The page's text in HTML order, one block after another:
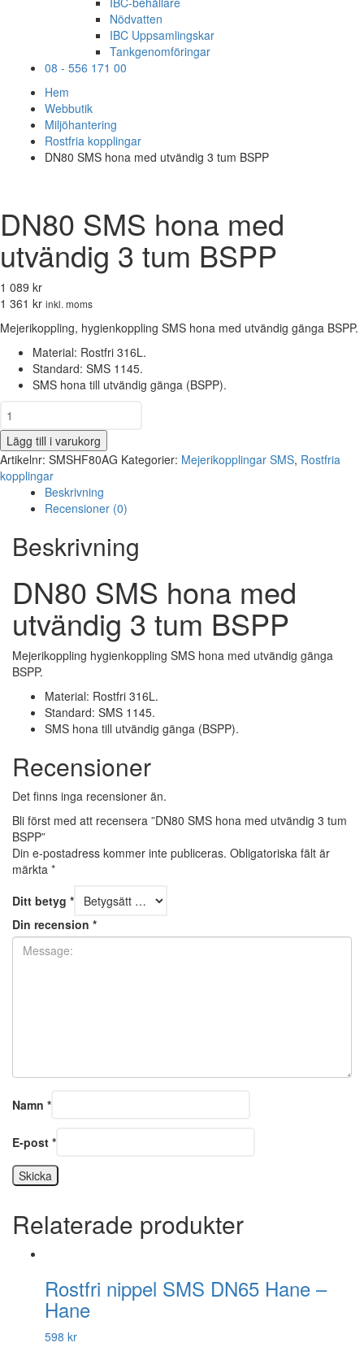
Nödvatten
IBC Uppsamlingskar
Tankgenomföringar
08 - 556 171 00
Hem
Webbutik
Miljöhantering
Rostfria kopplingar
DN80 SMS hona med utvändig 3 tum BSPP
DN80 SMS hona med
utvändig 3 tum BSPP
1 089 kr
1 361 kr inkl. moms
Mejerikoppling, hygienkoppling SMS hona med utvändig gänga BSPP.
Material: Rostfri 316L.
Standard: SMS 1145.
SMS hona till utvändig gänga (BSPP).
DN80
SMS
hona
med
utvändig
mängd
Lägg till i varukorg
Artikelnr: SMSHF80AG Kategorier: Mejerikopplingar SMS, Rostfria
kopplingar
Beskrivning
Recensioner (0)
Beskrivning
DN80 SMS hona med
utvändig 3 tum BSPP
Mejerikoppling hygienkoppling SMS hona med utvändig gänga
BSPP.
Material: Rostfri 316L.
Standard: SMS 1145.
SMS hona till utvändig gänga (BSPP).
Recensioner
Det finns inga recensioner än.
Bli först med att recensera ”DN80 SMS hona med utvändig 3 tum
BSPP”
Din e-postadress kommer inte publiceras. Obligatoriska fält är
märkta *
Ditt betyg *
Din recension *
Namn *
E-post *
Relaterade produkter
Rostfri nippel SMS DN65 Hane –
Hane
598 kr